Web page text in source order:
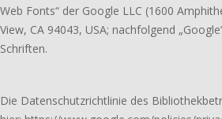
Web Fonts“ der Google LLC (1600
View, CA 94043, USA; nachfolgend
Schriften.
Die Datenschutzrichtlinie des